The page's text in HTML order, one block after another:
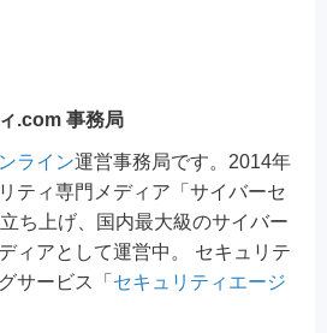
.com 事務局
ライン運営事務局です。2014年
ティ専門メディア「サイバーセ
ち上げ、国内最大級のサイバー
ィアとして運営中。 セキュリテ
サービス「 セキュリティエージ